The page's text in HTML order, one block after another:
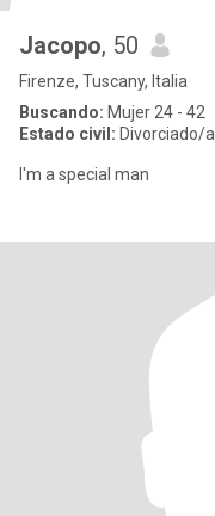
Jacopo, 50
Firenze, Tuscany, Italia
Buscando: Mujer 24 - 42
Estado civil: Divorciado/a
I'm a special man